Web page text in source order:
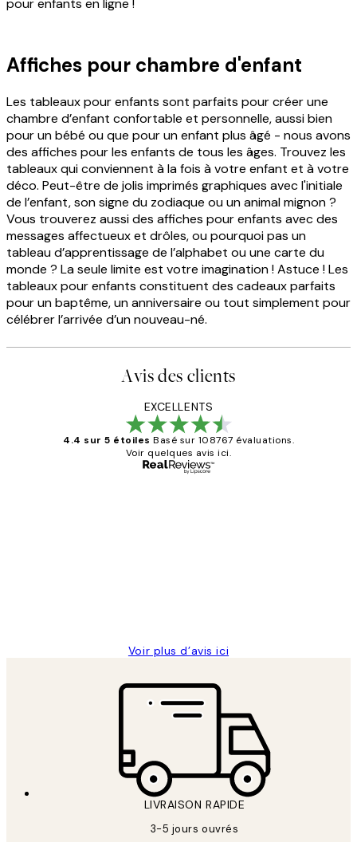
pour enfants en ligne !
Affiches pour chambre d'enfant
Les tableaux pour enfants sont parfaits pour créer une
chambre d’enfant confortable et personnelle, aussi bien
pour un bébé ou que pour un enfant plus âgé - nous avons
des affiches pour les enfants de tous les âges. Trouvez les
tableaux qui conviennent à la fois à votre enfant et à votre
déco. Peut-être de jolis imprimés graphiques avec l'initiale
de l’enfant, son signe du zodiaque ou un animal mignon ?
Vous trouverez aussi des affiches pour enfants avec des
messages affectueux et drôles, ou pourquoi pas un
tableau d’apprentissage de l’alphabet ou une carte du
monde ? La seule limite est votre imagination ! Astuce ! Les
tableaux pour enfants constituent des cadeaux parfaits
pour un baptême, un anniversaire ou tout simplement pour
célébrer l’arrivée d’un nouveau-né.
Avis des clients
EXCELLENTS
4.4 sur 5 étoiles Basé sur 108767 évaluations.
Voir quelques avis ici.
Voir plus d’avis ici
LIVRAISON RAPIDE
3-5 jours ouvrés